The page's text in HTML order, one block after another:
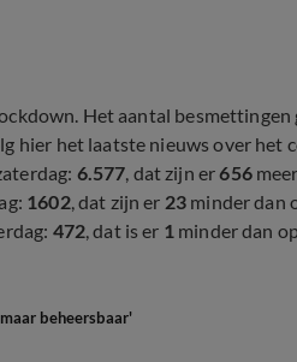
Het aantal besmettingen
hier het laatste nieuws over het
6.577, dat zijn er656
1602, dat zijn er 23 minder dan
472, dat is er 1minder dan
beheersbaar'